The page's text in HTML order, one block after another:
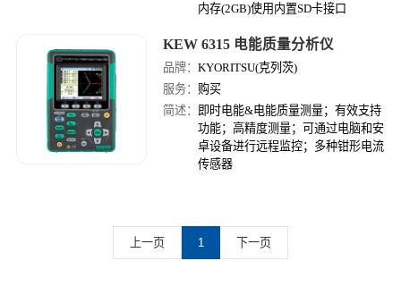
内存(2GB)使用内置SD卡接口
KEW 6315 电能质量分析仪
品牌：KYORITSU(克列茨)
服务： 购买
简述：
即时电能&电能质量测量；有效支持
功能；高精度测量；可通过电脑和安
卓设备进行远程监控；多种钳形电流
传感器
上一页 1 下一页